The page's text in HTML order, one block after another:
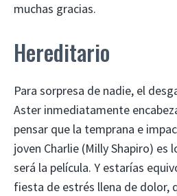
muchas gracias.
Hereditario
Para sorpresa de nadie, el
Aster inmediatamente
pensar que la temprana e
joven Charlie (Milly Shapiro) es
será la película. Y estarías
fiesta de estrés llena de dolor,